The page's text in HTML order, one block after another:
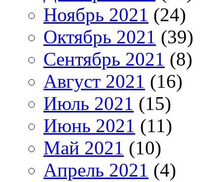
Ноябрь 2021 (24)
Октябрь 2021 (39)
Сентябрь 2021 (8)
Август 2021 (16)
Июль 2021 (15)
Июнь 2021 (11)
Май 2021 (10)
Апрель 2021 (4)